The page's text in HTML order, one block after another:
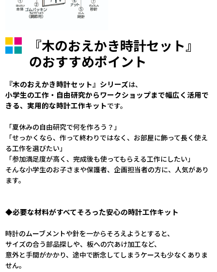
『木のおえかき時計セット』
のおすすめポイント
『木のおえかき時計セット』シリーズは、
小学生の工作・自由研究からワークショップまで幅広く活用で
きる、実用的な時計工作キットです。
「夏休みの自由研究で何を作ろう？」
「せっかくなら、作って終わりではなく、お部屋に飾って長く使え
る工作を選びたい」
「参加満足度が高く、完成後も使ってもらえる工作にしたい」
そんな小学生のお子さまや保護者、企画担当者の方に、人気があり
ます。
◆必要な材料がすべてそろった安心の時計工作キット
時計のムーブメントや針を一からそろえようとすると、
サイズの合う部品探しや、板への穴あけ加工など、
意外と手間がかかり、途中で断念してしまうケースも少なくありま
せん。